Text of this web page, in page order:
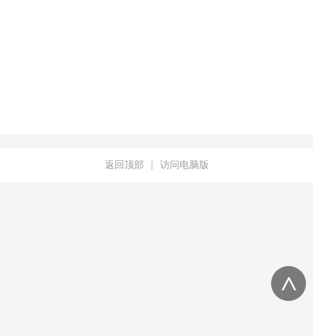
返回顶部 访问电脑版
<